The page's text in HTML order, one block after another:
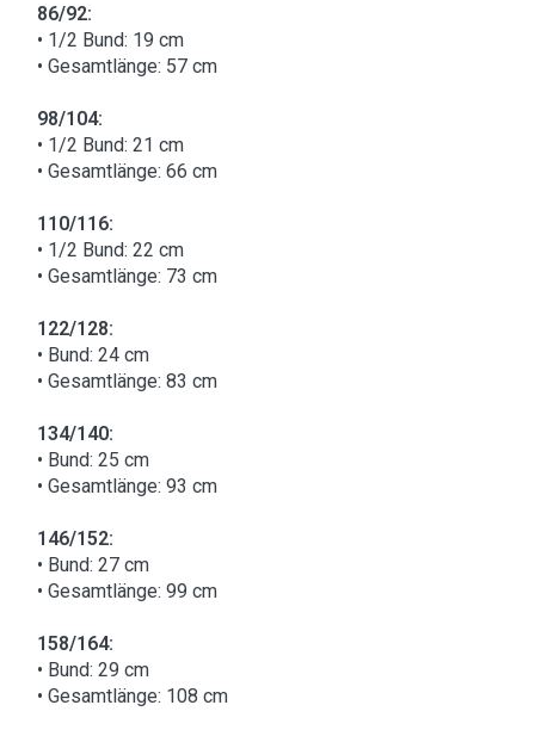
86/92:
• 1/2 Bund: 19 cm
• Gesamtlänge: 57 cm
98/104:
• 1/2 Bund: 21 cm
• Gesamtlänge: 66 cm
110/116:
• 1/2 Bund: 22 cm
• Gesamtlänge: 73 cm
122/128:
• Bund: 24 cm
• Gesamtlänge: 83 cm
134/140:
• Bund: 25 cm
• Gesamtlänge: 93 cm
146/152:
• Bund: 27 cm
• Gesamtlänge: 99 cm
158/164:
• Bund: 29 cm
• Gesamtlänge: 108 cm